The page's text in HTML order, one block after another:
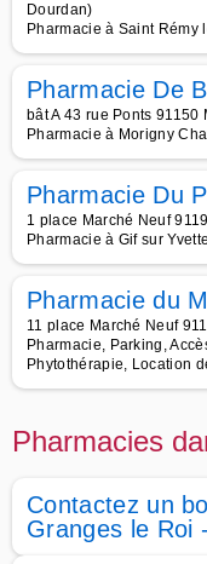
Dourdan)
Pharmacie à Saint Rémy
Pharmacie De
bât A 43 rue Ponts
Pharmacie à Morigny
Pharmacie Du
1 place Marché Neuf
Pharmacie à Gif sur Yvette
Pharmacie du
11 place Marché Neuf
Pharmacie, Parking,
Phytothérapie, Location
Pharmacies
Contactez un
Granges le Roi